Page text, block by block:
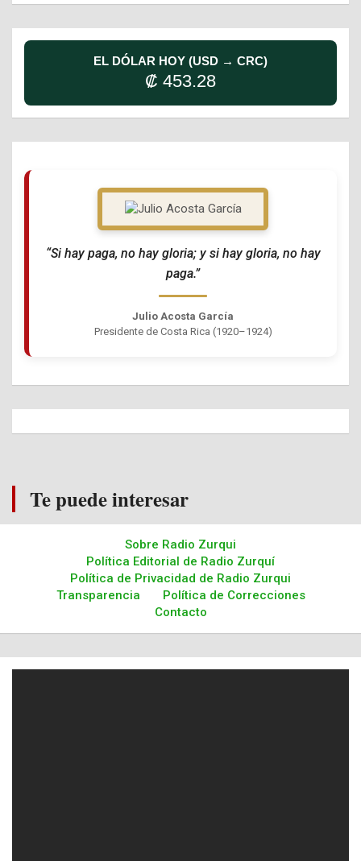
EL DÓLAR HOY (USD → CRC)
₡ 453.28
“Si hay paga, no hay gloria; y si hay gloria, no hay
paga.”
Julio Acosta García
Presidente de Costa Rica (1920–1924)
Te puede interesar
Sobre Radio Zurqui
Política Editorial de Radio Zurquí
Política de Privacidad de Radio Zurqui
Transparencia
Política de Correcciones
Contacto